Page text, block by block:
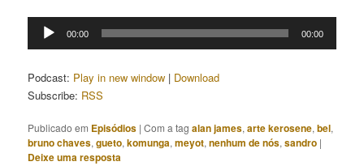
Tocador
00:00 00:00
Podcast: Play in new window | Download
Subscribe: RSS
Publicado em Episódios |Com a tagalan james,arte kerosene,bel,
bruno chaves,gueto,komunga,meyot,nenhum de nós,sandro |
Deixe uma resposta